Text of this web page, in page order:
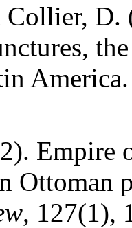
D.
Empire
Ottoman
, 127(1),